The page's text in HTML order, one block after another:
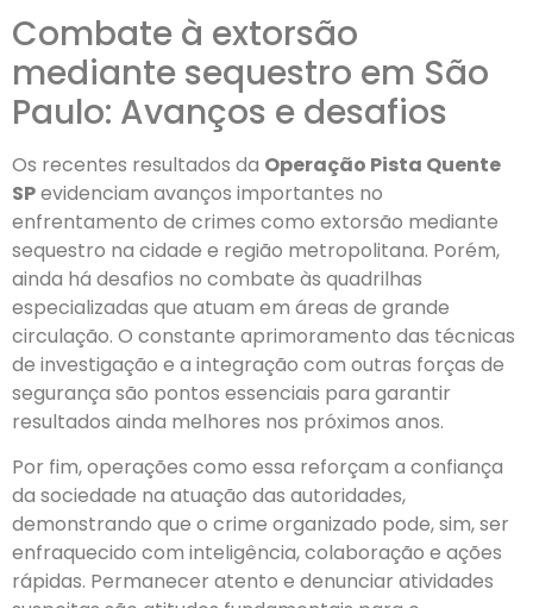
Combate à extorsão
mediante sequestro em São
Paulo: Avanços e desafios
Os recentes resultados da Operação Pista Quente
SPevidenciam avanços importantes no
enfrentamento de crimes como extorsão mediante
sequestro na cidade e região metropolitana. Porém,
ainda há desafios no combate às quadrilhas
especializadas que atuam em áreas de grande
circulação. O constante aprimoramento das técnicas
de investigação e a integração com outras forças de
segurança são pontos essenciais para garantir
resultados ainda melhores nos próximos anos.
Por fim, operações como essa reforçam a confiança
da sociedade na atuação das autoridades,
demonstrando que o crime organizado pode, sim, ser
enfraquecido com inteligência, colaboração e ações
rápidas. Permanecer atento e denunciar atividades